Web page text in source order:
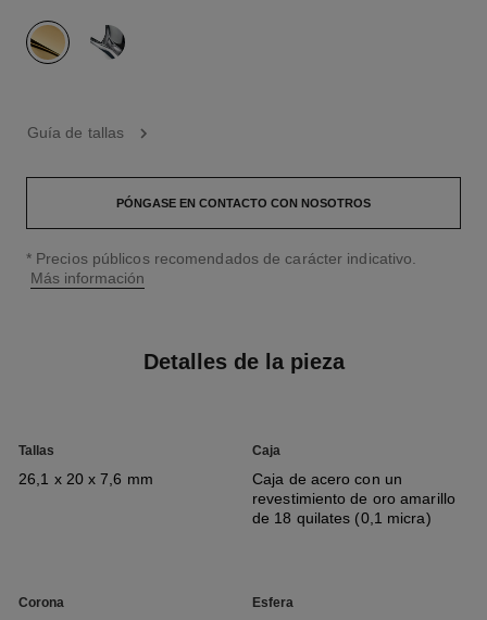
variante
Guía de tallas
PÓNGASE EN CONTACTO CON NOSOTROS
↩
* Precios públicos recomendados de carácter indicativo.
Más información
Detalles de la pieza
Tallas
26,1 x 20 x 7,6 mm
Caja
Caja de acero con un
revestimiento de oro amarillo
de 18 quilates (0,1 micra)
Corona Esfera